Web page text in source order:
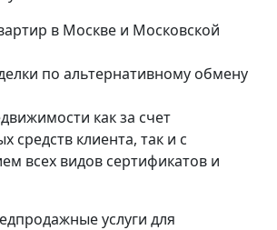
в Москве и Московской
по альтернативному обмену
как за счет
средств клиента, так и с
всех видов сертификатов и
услуги для